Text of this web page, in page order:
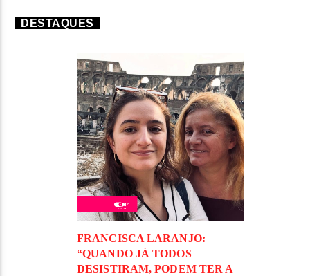
DESTAQUES
FRANCISCA LARANJO:
“QUANDO JÁ TODOS
DESISTIRAM, PODEM TER A